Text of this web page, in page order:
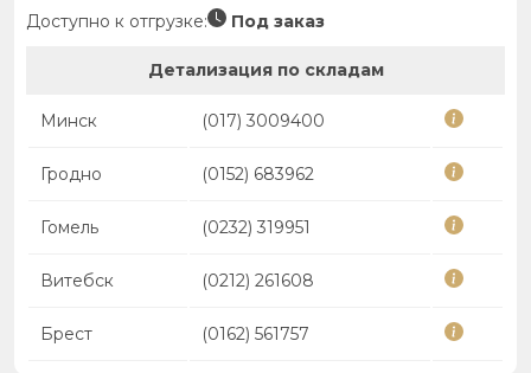
Доступно к отгрузке: Под заказ
Детализация по складам
Минск (017) 3009400
Гродно (0152) 683962
Гомель (0232) 319951
Витебск (0212) 261608
Брест (0162) 561757